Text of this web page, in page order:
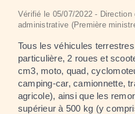
Vérifié le 05/07/2022 -
administrative (Première
Tous les véhicules
particulière, 2 roues et
cm3, moto, quad,
camping-car, camionnette,
agricole), ainsi que les
supérieur à 500 kg (y